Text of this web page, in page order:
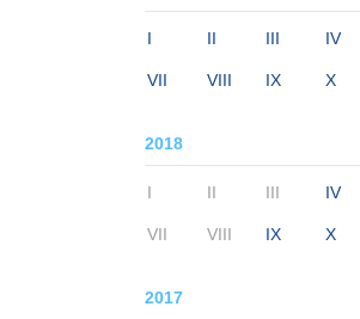
I II III IV
VII VIII IX X
2018
I II III IV
VII VIII IX X
2017